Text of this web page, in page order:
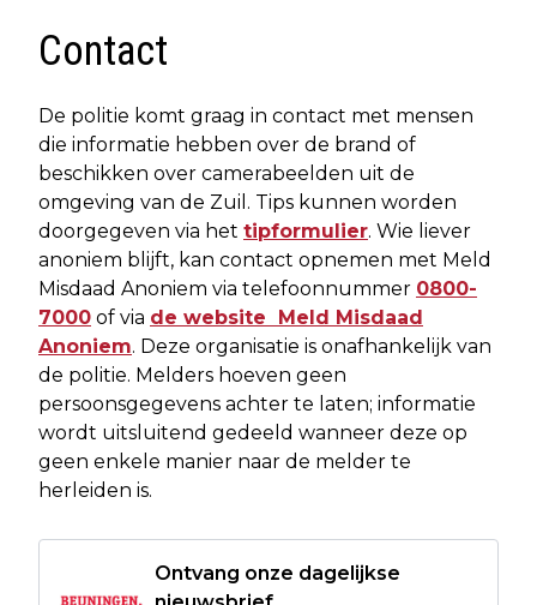
Contact
De politie komt graag in contact met mensen
die informatie hebben over de brand of
beschikken over camerabeelden uit de
omgeving van de Zuil. Tips kunnen worden
doorgegeven via het tipformulier. Wie liever
anoniem blijft, kan contact opnemen met Meld
Misdaad Anoniem via telefoonnummer 0800-
7000 of via de website Meld Misdaad
Anoniem⁠. Deze organisatie is onafhankelijk van
de politie. Melders hoeven geen
persoonsgegevens achter te laten; informatie
wordt uitsluitend gedeeld wanneer deze op
geen enkele manier naar de melder te
herleiden is.
Ontvang onze dagelijkse